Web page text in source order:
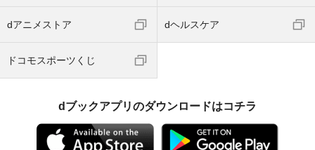
dアニメストア dヘルスケア
ドコモスポーツくじ
dブックアプリのダウンロードはコチラ